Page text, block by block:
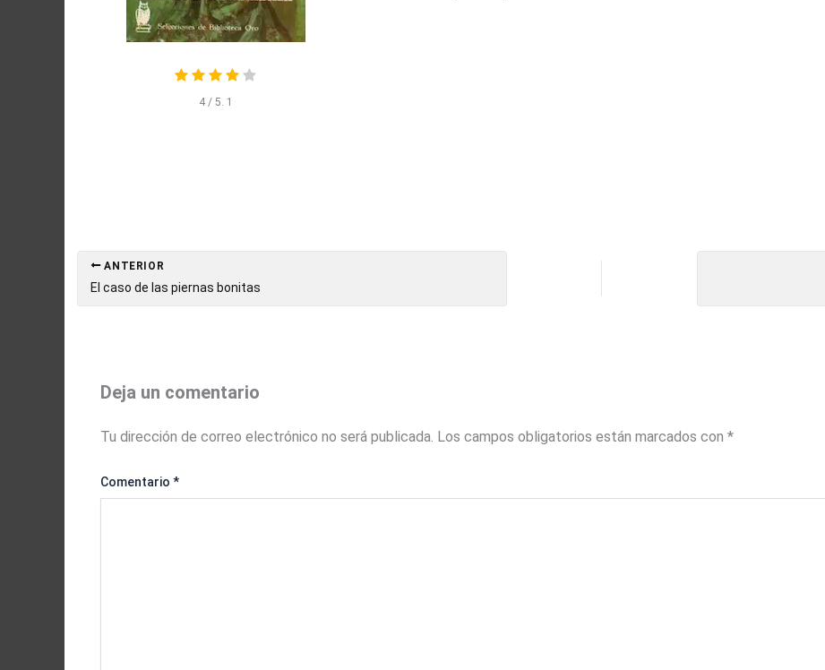
4/ 5. 1
ANTERIOR
El caso de las piernas bonitas
Deja un comentario
Tu dirección de correo electrónico no será publicada. Los campos obligatorios están marcados con *
Comentario *